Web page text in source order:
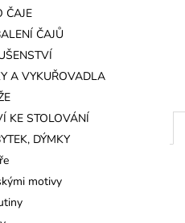
ČAJE
ČAJŮ
A VYKUŘOVADLA
KE STOLOVÁNÍ
DÝMKY
motivy